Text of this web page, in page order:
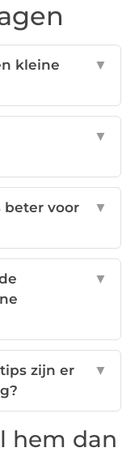
kleine
▼
▼
beter voor
▼
▼
zijn er
▼
hem dan